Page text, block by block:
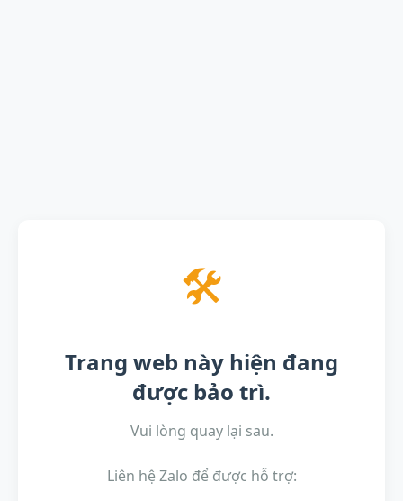
🛠️
Trang web này hiện đang
được bảo trì.
Vui lòng quay lại sau.
Liên hệ Zalo để được hỗ trợ: